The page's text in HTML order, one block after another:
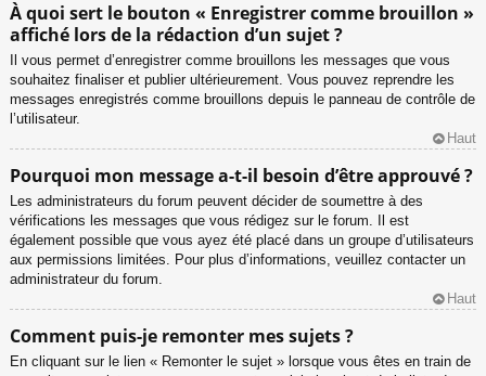
À quoi sert le bouton « Enregistrer comme brouillon »
affiché lors de la rédaction d’un sujet ?
Il vous permet d’enregistrer comme brouillons les messages que vous
souhaitez finaliser et publier ultérieurement. Vous pouvez reprendre les
messages enregistrés comme brouillons depuis le panneau de contrôle de
l’utilisateur.
Haut
Pourquoi mon message a-t-il besoin d’être approuvé ?
Les administrateurs du forum peuvent décider de soumettre à des
vérifications les messages que vous rédigez sur le forum. Il est
également possible que vous ayez été placé dans un groupe d’utilisateurs
aux permissions limitées. Pour plus d’informations, veuillez contacter un
administrateur du forum.
Haut
Comment puis-je remonter mes sujets ?
En cliquant sur le lien « Remonter le sujet » lorsque vous êtes en train de